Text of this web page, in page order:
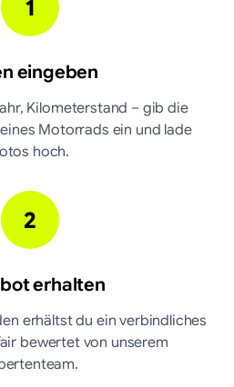
eingeben
Kilometerstand – gib die
Motorrads ein und lade
hoch.
2
erhalten
erhältst du ein verbindliches
bewertet von unserem